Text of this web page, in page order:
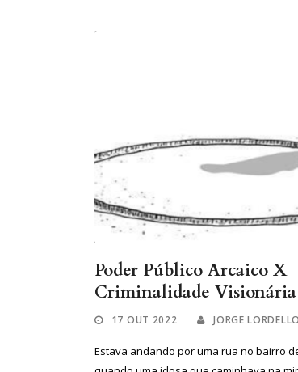
Poder Público Arcaico X
Criminalidade Visionária
17 OUT 2022 JORGE LORDELLO
Estava andando por uma rua no bairro